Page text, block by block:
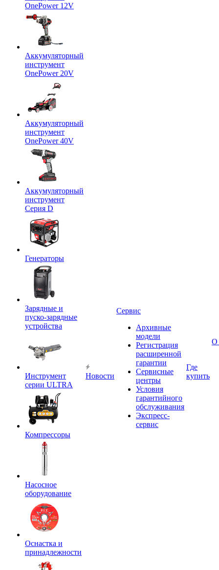
OnePower 12V
Аккумуляторный
инструмент
OnePower 20V
Аккумуляторный
инструмент
OnePower 40V
Аккумуляторный
инструмент
Серия D
Генераторы
Зарядные и
пуско-зарядные
устройства
Инструмент
серии ULTRA
Компрессоры
Насосное
оборудование
Оснастка и
принадлежности
Новости
Сервис
Архивные
модели
Регистрация
расширенной
гарантии
Сервисные
центры
Условия
гарантийного
обслуживания
Экспресс-
сервис
Где
купить
О